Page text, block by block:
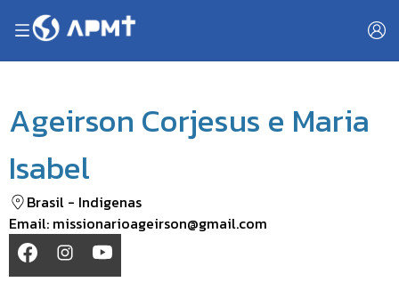
Ageirson Corjesus e Maria
Isabel
Brasil - Indigenas
Email: missionarioageirson@gmail.com